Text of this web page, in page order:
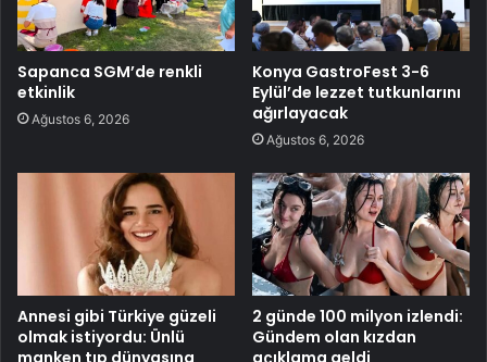
Sapanca SGM’de renkli
etkinlik
Ağustos 6, 2026
Konya GastroFest 3-6
Eylül’de lezzet tutkunlarını
ağırlayacak
Ağustos 6, 2026
Annesi gibi Türkiye güzeli
olmak istiyordu: Ünlü
manken tıp dünyasına
2 günde 100 milyon izlendi:
Gündem olan kızdan
açıklama geldi